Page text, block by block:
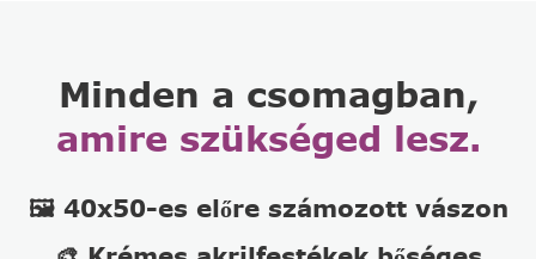
Minden a csomagban,
amire szükséged lesz.
🖼️ 40x50-es előre számozott vászon